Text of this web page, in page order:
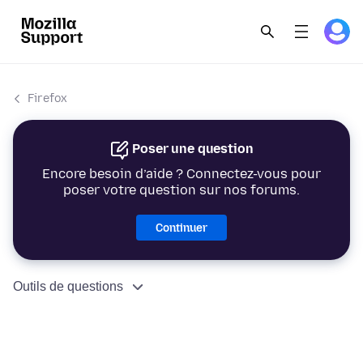
Firefox
Poser une question
Encore besoin d’aide ? Connectez-vous pour
poser votre question sur nos forums.
Continuer
Outils de questions